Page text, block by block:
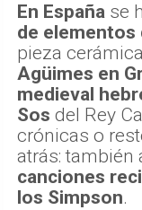
En España se
de
pieza
Agüimes en
medieval
Sos del Rey
crónicas o
atrás: también
canciones
los Simpson.